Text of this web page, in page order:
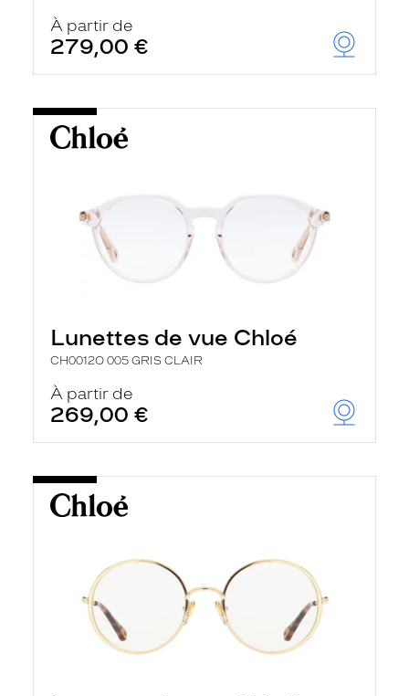
À partir de
279,00 €
Lunettes de vue Chloé
CH0012O 005 GRIS CLAIR
À partir de
269,00 €